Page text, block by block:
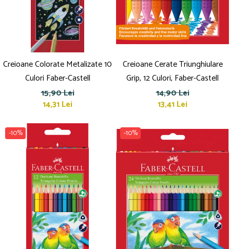
Creioane Colorate Metalizate 10
Culori Faber-Castell
15,90 Lei
14,31 Lei
Creioane Cerate Triunghiulare
Grip, 12 Culori, Faber-Castell
14,90 Lei
13,41 Lei
-10% -10%